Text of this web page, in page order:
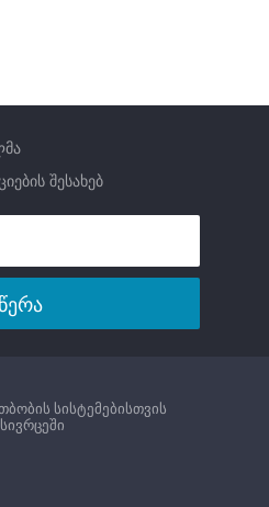
შესახებ
სისტემებისთვის